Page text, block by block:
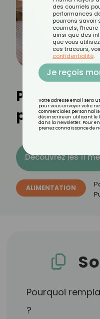
Par quoi
pâte à
Découvrez les 11
ALIMENTATION
Pourquoi
?
des courriels
performances
pourrons savoir
courriels,
ainsi que des
que vous
ces traceurs,
confidentialité.
Je reçois
Votre adresse email sera
pour vous envoyer votre
commerciales
désinscrire en utilisant le
dans la newsletter. Pour
prenez connaissance de